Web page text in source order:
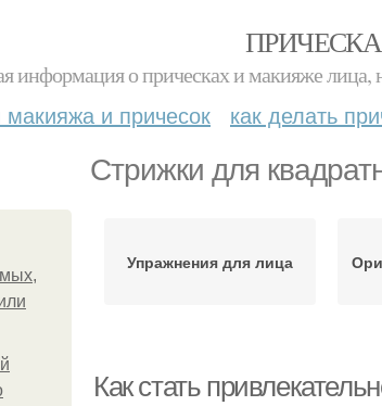
информация о прическах и макияже лица,
и причесок как делать
Стрижки для
Упражнения для лица
Как стать